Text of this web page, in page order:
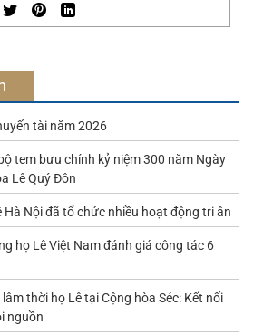
tài năm 2026
tem bưu chính kỷ niệm 300 năm Ngày
Lê Quý Đôn
Hà Nội đã tổ chức nhiều hoạt động tri ân
họ Lê Việt Nam đánh giá công tác 6
thời họ Lê tại Cộng hòa Séc: Kết nối
nguồn